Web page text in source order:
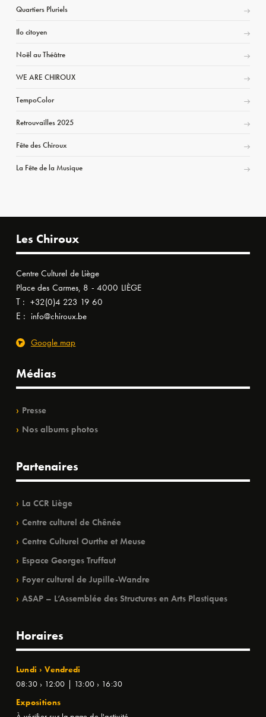
Quartiers Pluriels
Ilo citoyen
Noël au Théâtre
WE ARE CHIROUX
TempoColor
Retrouvailles 2025
Fête des Chiroux
La Fête de la Musique
Les Chiroux
Centre Culturel de Liège
Place des Carmes, 8 - 4000 LIÈGE
T : +32(0)4 223 19 60
E : info@chiroux.be
Google map
Médias
Presse
Nos albums photos
Partenaires
La CCR Liège
Centre culturel de Chênée
Centre Culturel Ourthe et Meuse
Espace Georges Truffaut
Foyer culturel de Jupille-Wandre
ASAP – L’Assemblée des Structures en Arts Plastiques
Horaires
Lundi › Vendredi
08:30 › 12:00 | 13:00 › 16:30
Expositions